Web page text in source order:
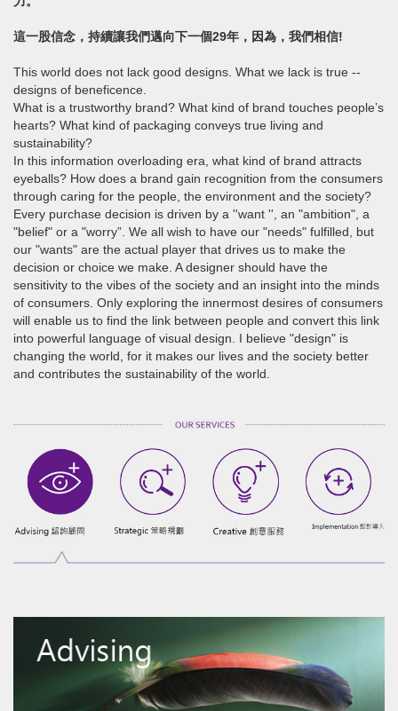
這一股信念，持續讓我們邁向下一個29年，因為，我們相信!
This world does not lack good designs. What we lack is true --
designs of beneficence.
What is a trustworthy brand? What kind of brand touches people’s
hearts? What kind of packaging conveys true living and
sustainability?
In this information overloading era, what kind of brand attracts
eyeballs? How does a brand gain recognition from the consumers
through caring for the people, the environment and the society?
Every purchase decision is driven by a ''want '', an "ambition", a
"belief" or a "worry”. We all wish to have our "needs" fulfilled, but
our "wants" are the actual player that drives us to make the
decision or choice we make. A designer should have the
sensitivity to the vibes of the society and an insight into the minds
of consumers. Only exploring the innermost desires of consumers
will enable us to find the link between people and convert this link
into powerful language of visual design. I believe "design" is
changing the world, for it makes our lives and the society better
and contributes the sustainability of the world.